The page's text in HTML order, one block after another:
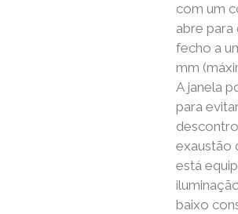
com um
abre para
fecho a
mm
A janela
para
exaustão
está
baixo